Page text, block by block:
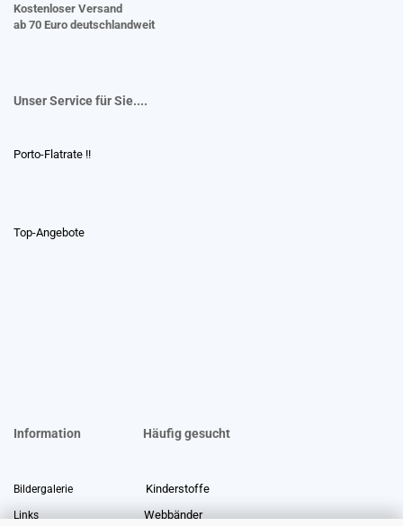
Kostenloser Versand
ab 70 Euro deutschlandweit
Unser Service für Sie....
Porto-Flatrate !!
Top-Angebote
Information Häufig gesucht
Bildergalerie Kinderstoffe
Links Webbänder